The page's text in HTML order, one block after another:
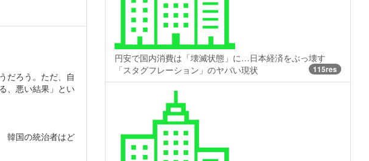
だろう。ただ、自
、悪い結果」とい
韓国の統治者はど
円安で国内消費は「壊滅状態」に…日本経済をぶっ壊す
「スタグフレーション」のヤバい現状
115res